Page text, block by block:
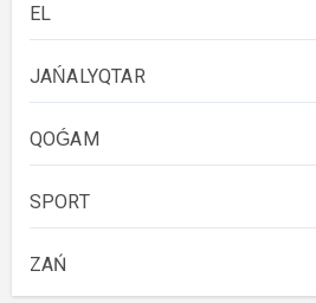
EL
JAŃALYQTAR
QOǴAM
SPORT
ZAŃ